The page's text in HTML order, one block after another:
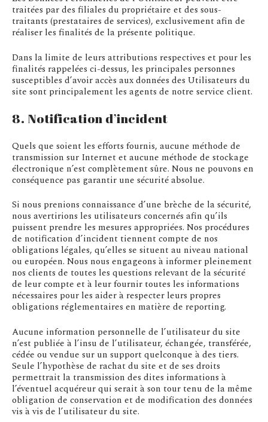
traitées par des filiales du propriétaire et des sous-
traitants (prestataires de services), exclusivement afin de
réaliser les finalités de la présente politique.
Dans la limite de leurs attributions respectives et pour les
finalités rappelées ci-dessus, les principales personnes
susceptibles d’avoir accès aux données des Utilisateurs du
site sont principalement les agents de notre service client.
8. Notification d’incident
Quels que soient les efforts fournis, aucune méthode de
transmission sur Internet et aucune méthode de stockage
électronique n’est complètement sûre. Nous ne pouvons en
conséquence pas garantir une sécurité absolue.
Si nous prenions connaissance d’une brèche de la sécurité,
nous avertirions les utilisateurs concernés afin qu’ils
puissent prendre les mesures appropriées. Nos procédures
de notification d’incident tiennent compte de nos
obligations légales, qu’elles se situent au niveau national
ou européen. Nous nous engageons à informer pleinement
nos clients de toutes les questions relevant de la sécurité
de leur compte et à leur fournir toutes les informations
nécessaires pour les aider à respecter leurs propres
obligations réglementaires en matière de reporting.
Aucune information personnelle de l’utilisateur du site
n’est publiée à l’insu de l’utilisateur, échangée, transférée,
cédée ou vendue sur un support quelconque à des tiers.
Seule l’hypothèse de rachat du site et de ses droits
permettrait la transmission des dites informations à
l’éventuel acquéreur qui serait à son tour tenu de la même
obligation de conservation et de modification des données
vis à vis de l’utilisateur du site.